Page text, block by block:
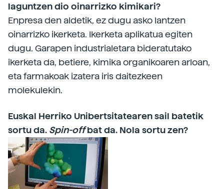
laguntzen dio oinarrizko kimikari?
Enpresa den aldetik, ez dugu asko lantzen
oinarrizko ikerketa. Ikerketa aplikatua egiten
dugu. Garapen industrialetara bideratutako
ikerketa da, betiere, kimika organikoaren arloan,
eta farmakoak izatera iris daitezkeen
molekulekin.
Euskal Herriko Unibertsitatearen sail batetik
sortu da. Spin-offbat da. Nola sortu zen?